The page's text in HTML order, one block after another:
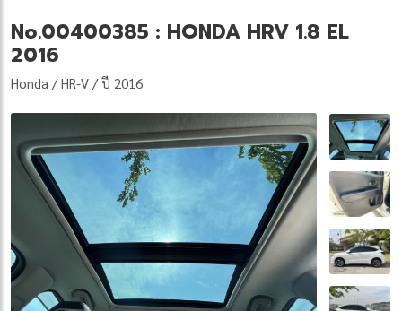
No.00400385 : HONDA HRV 1.8 EL
2016
Honda / HR-V / ปี 2016